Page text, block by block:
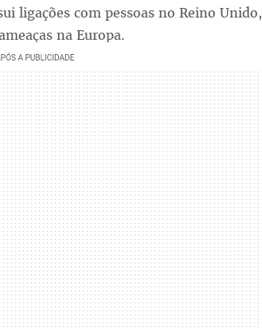
ligações com pessoas no Reino Unido,
na Europa.